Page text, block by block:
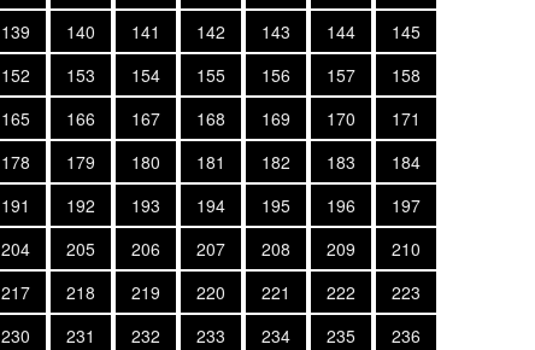
139 140 141 142 143 144
145
152 153 154 155 156 157
158
165 166 167 168 169 170
171
178 179 180 181 182 183
184
191 192 193 194 195 196
197
204 205 206 207 208 209
210
217 218 219 220 221 222
223
230 231 232 233 234 235
236